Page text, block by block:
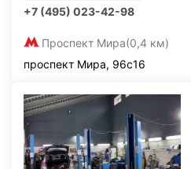
+7 (495) 023-42-98
Проспект Мира(0,4 км)
проспект Мира, 96с16